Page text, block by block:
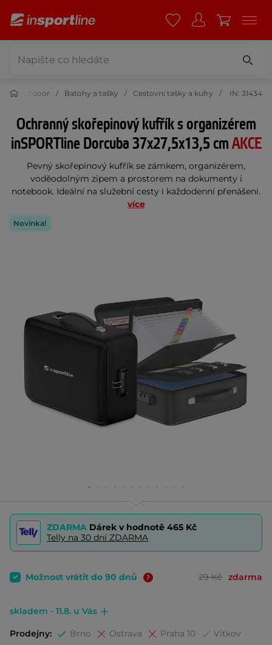
Outdoor Batohy a tašky Cestovní tašky a kufry IN: 31434
Ochranný skořepinový kufřík s organizérem
inSPORTline Dorcuba 37x27,5x13,5 cmAKCE
Pevný skořepinový kufřík se zámkem, organizérem,
voděodolným zipem a prostorem na dokumenty i
notebook. Ideální na služební cesty i každodenní přenášení.
více
Novinka!
ZDARMA Dárek v hodnotě 465 Kč
Telly na 30 dní ZDARMA
Možnost vrátit do 90 dnů 29 Kč zdarma
skladem - 11.8. u Vás
Prodejny: Brno Ostrava Praha 10 Vítkov